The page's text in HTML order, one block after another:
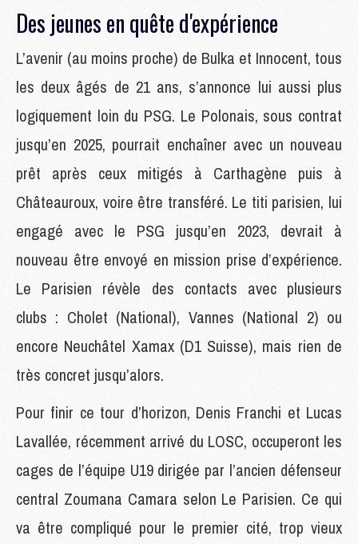
Des jeunes en quête d'expérience
L’avenir (au moins proche) de Bulka et Innocent, tous
les deux âgés de 21 ans, s’annonce lui aussi plus
logiquement loin du PSG. Le Polonais, sous contrat
jusqu’en 2025, pourrait enchaîner avec un nouveau
prêt après ceux mitigés à Carthagène puis à
Châteauroux, voire être transféré. Le titi parisien, lui
engagé avec le PSG jusqu’en 2023, devrait à
nouveau être envoyé en mission prise d’expérience.
Le Parisien révèle des contacts avec plusieurs
clubs : Cholet (National), Vannes (National 2) ou
encore Neuchâtel Xamax (D1 Suisse), mais rien de
très concret jusqu’alors.
Pour finir ce tour d’horizon, Denis Franchi et Lucas
Lavallée, récemment arrivé du LOSC, occuperont les
cages de l’équipe U19 dirigée par l’ancien défenseur
central Zoumana Camara selon Le Parisien. Ce qui
va être compliqué pour le premier cité, trop vieux